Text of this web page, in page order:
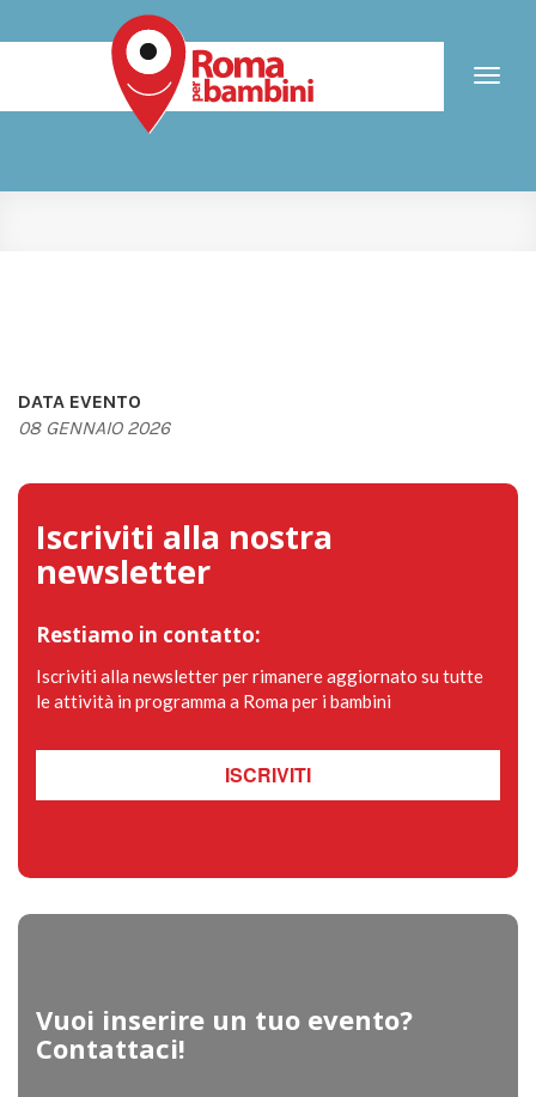
Toggle
DATA EVENTO
08 GENNAIO 2026
Iscriviti alla nostra
newsletter
Restiamo in contatto:
Iscriviti alla newsletter per rimanere aggiornato su tutte
le attività in programma a Roma per i bambini
ISCRIVITI
Vuoi inserire un tuo evento?
Contattaci!